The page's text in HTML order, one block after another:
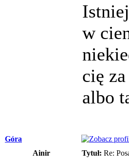
w
cię
albo
Góra
Ainir
Tytuł: Re: